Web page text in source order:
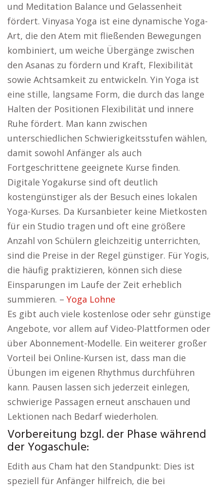
und Meditation Balance und Gelassenheit
fördert. Vinyasa Yoga ist eine dynamische Yoga-
Art, die den Atem mit fließenden Bewegungen
kombiniert, um weiche Übergänge zwischen
den Asanas zu fördern und Kraft, Flexibilität
sowie Achtsamkeit zu entwickeln. Yin Yoga ist
eine stille, langsame Form, die durch das lange
Halten der Positionen Flexibilität und innere
Ruhe fördert. Man kann zwischen
unterschiedlichen Schwierigkeitsstufen wählen,
damit sowohl Anfänger als auch
Fortgeschrittene geeignete Kurse finden.
Digitale Yogakurse sind oft deutlich
kostengünstiger als der Besuch eines lokalen
Yoga-Kurses. Da Kursanbieter keine Mietkosten
für ein Studio tragen und oft eine größere
Anzahl von Schülern gleichzeitig unterrichten,
sind die Preise in der Regel günstiger. Für Yogis,
die häufig praktizieren, können sich diese
Einsparungen im Laufe der Zeit erheblich
summieren. – Yoga Lohne
Es gibt auch viele kostenlose oder sehr günstige
Angebote, vor allem auf Video-Plattformen oder
über Abonnement-Modelle. Ein weiterer großer
Vorteil bei Online-Kursen ist, dass man die
Übungen im eigenen Rhythmus durchführen
kann. Pausen lassen sich jederzeit einlegen,
schwierige Passagen erneut anschauen und
Lektionen nach Bedarf wiederholen.
Vorbereitung bzgl. der Phase während
der Yogaschule:
Edith aus Cham hat den Standpunkt: Dies ist
speziell für Anfänger hilfreich, die bei